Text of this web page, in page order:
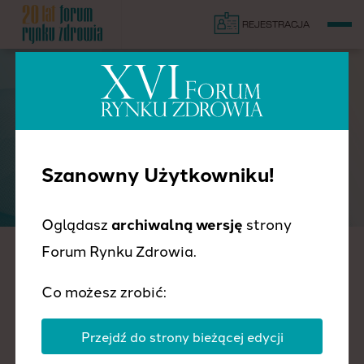
REJESTRACJA
PRELEGENCI
Szanowny Użytkowniku!
Oglądaszarchiwalną wersję strony
Forum Rynku Zdrowia.
Co możesz zrobić:
Przejdź do strony bieżącej edycji